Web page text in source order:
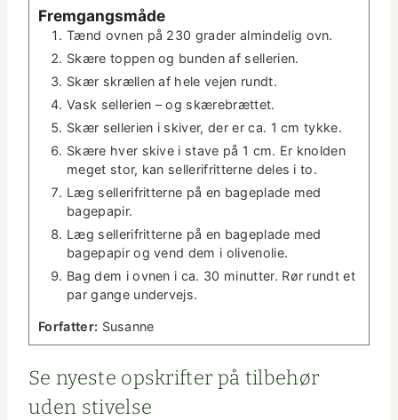
Frem­gangsmåde
Tænd ovnen på 230 grad­er almin­delig ovn.
Skære top­pen og bun­den af sellerien.
Skær skrællen af hele vejen rundt.
Vask sel­l­e­rien – og skærebrættet.
Skær sel­l­e­rien i skiv­er, der er ca. 1 cm tykke.
Skære hver skive i stave på 1 cm. Er knold­en
meget stor, kan sel­l­er­ifrit­terne deles i to.
Læg sel­l­er­ifrit­terne på en bage­plade med
bagepapir.
Læg sel­l­er­ifrit­terne på en bage­plade med
bagepa­pir og vend dem i olivenolie.
Bag dem i ovnen i ca. 30 min­ut­ter. Rør rundt et
par gange undervejs.
For­fat­ter: Susanne
Se nyeste opskrifter på tilbe­hør
uden stivelse